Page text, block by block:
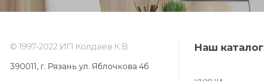
© 1997-2022 ИП Колдаев К.В.
390011, г. Рязань ул. Яблочкова 4б
Наш каталог